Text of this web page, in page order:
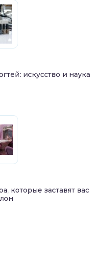
искусство и наука
которые заставят вас